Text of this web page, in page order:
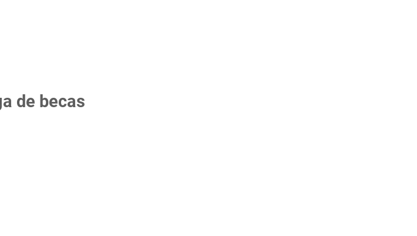
de becas